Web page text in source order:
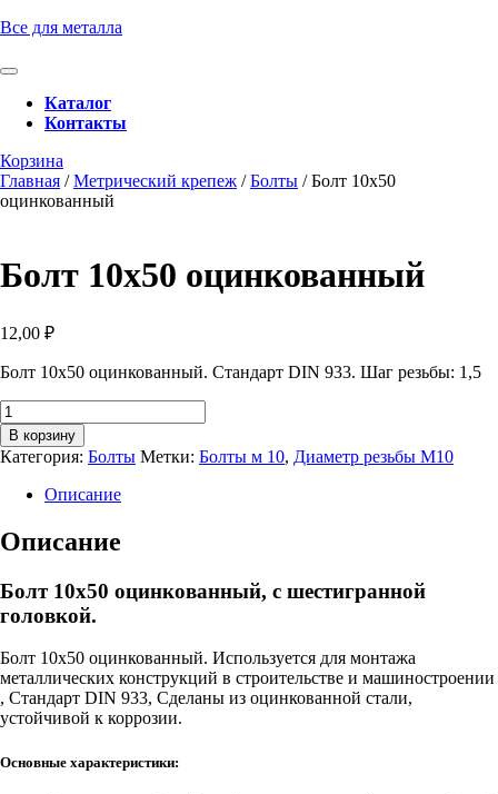
Перейти
содержимому
Все для металла
Кнопка
ОткрытьКаталог
Контакты
Кнопка
Закрыть
Корзина
консультацию
Главная /Метрический крепеж /Болты / Болт 10х50
оцинкованный
Болт 10х50 оцинкованный
12,00 ₽
Болт 10х50 оцинкованный. Стандарт DIN 933. Шаг резьбы: 1,5
Количество
товара
Болт
10х50
оцинкованный
В корзину
Категория: Болты Метки: Болты м 10, Диаметр резьбы М10
Описание
Описание
Болт 10х50 оцинкованный, с шестигранной
головкой.
Болт 10х50 оцинкованный. Используется для монтажа
металлических конструкций в строительстве и машиностроении
, Стандарт DIN 933, Сделаны из оцинкованной стали,
устойчивой к коррозии.
Основные характеристики: